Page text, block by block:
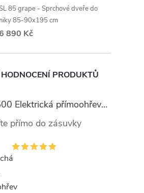
85 grape - Sprchové dveře do
niky 85-90x195 cm
890 Kč
PRODUKTŮ
Hakl OB 500 Elektrická přímoohřevná vodovodní baterie, černé flexi ramínko
přímo do zásuvky